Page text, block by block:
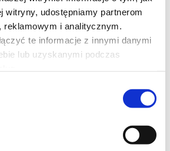
witryny, udostępniamy partnerom
reklamowym i analitycznym.
te informacje z innymi danymi
lub uzyskanymi podczas